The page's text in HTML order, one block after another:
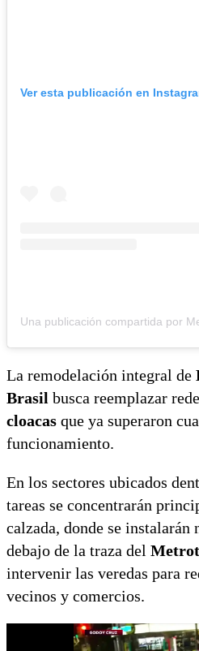
Ver esta publicación en
La remodelación integral de
Brasil busca reemplazar
cloacas que ya superaron
funcionamiento.
En los sectores ubicados
tareas se concentrarán
calzada, donde se instalarán
debajo de la traza del
intervenir las veredas para
vecinos y comercios.